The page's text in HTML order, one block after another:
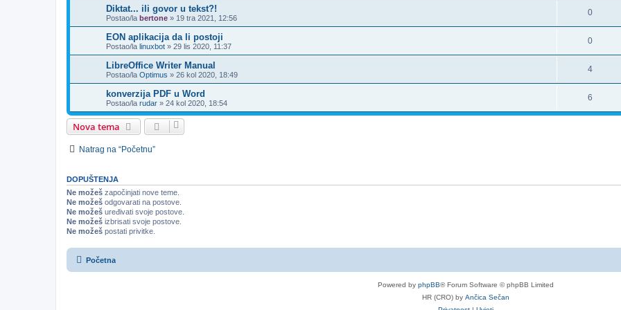
Diktat... ili govor u tekst?!
Postao/la bertone » 19 tra 2021, 12:56
0
EON aplikacija da li postoji
Postao/la linuxbot » 29 lis 2020, 11:37
0
LibreOffice Writer Manual
Postao/la Optimus » 26 kol 2020, 18:49
4
konverzija PDF u Word
Postao/la rudar » 24 kol 2020, 18:54
6
Nova tema
Natrag na “Početnu”
DOPUŠTENJA
Ne možeš započinjati nove teme.
Ne možeš odgovarati na postove.
Ne možeš uređivati svoje postove.
Ne možeš izbrisati svoje postove.
Ne možeš postati privitke.
Početna
Powered by phpBB® Forum Software © phpBB Limited
HR (CRO) by Ančica Sečan